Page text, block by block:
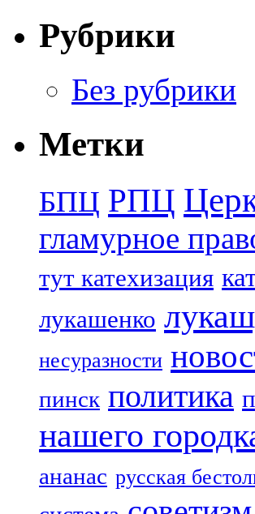
Рубрики
Без рубрики
Метки
БПЦ РПЦ
гламурное
тут катехизация
лукашенко
несуразности
пинск политика
нашего
ананас русская